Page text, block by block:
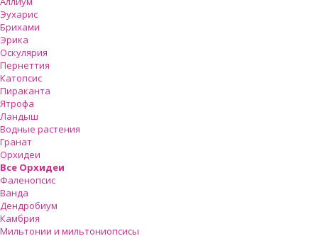
Эухарис
Брихами
Эрика
Оскулярия
Пернеттия
Катопсис
Пираканта
Ятрофа
Ландыш
Водные растения
Гранат
Орхидеи
Все Орхидеи
Фаленопсис
Ванда
Дендробиум
Камбрия
Мильтонии и мильтониопсисы